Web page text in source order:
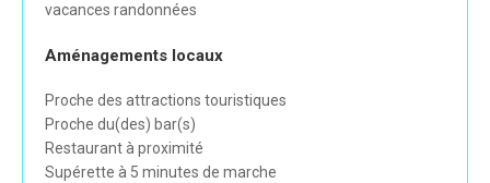
vacances randonnées
Aménagements locaux
Proche des attractions touristiques
Proche du(des) bar(s)
Restaurant à proximité
Supérette à 5 minutes de marche